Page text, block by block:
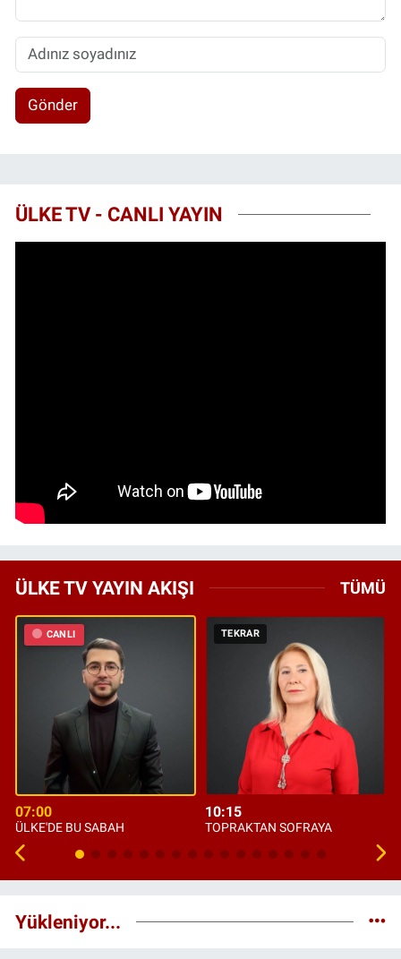
Gönder
ÜLKE TV - CANLI YAYIN
ÜLKE TV YAYIN AKIŞI TÜMÜ
CANLI
07:00
ÜLKE'DE BU SABAH
TEKRAR
10:15
TOPRAKTAN SOFRAYA
Yükleniyor...